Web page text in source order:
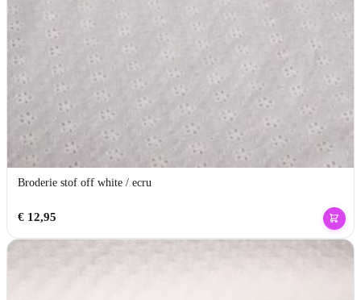
Broderie stof off white / ecru
€12,95